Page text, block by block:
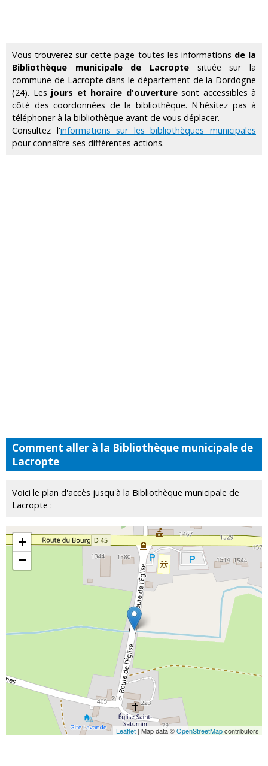
Vous trouverez sur cette page toutes les informations de la
Bibliothèque municipale de Lacropte située sur la
commune de Lacropte dans le département de la Dordogne
(24). Les jours et horaire d'ouverturesont accessibles à
côté des coordonnées de la bibliothèque. N'hésitez pas à
téléphoner à la bibliothèque avant de vous déplacer.
Consultez l'informations sur les bibliothèques municipales
pour connaître ses différentes actions.
Comment aller à la Bibliothèque municipale de
Lacropte
Voici le plan d'accès jusqu'à la Bibliothèque municipale de
Lacropte :
+
−
Leaflet | Map data ©OpenStreetMapcontributors